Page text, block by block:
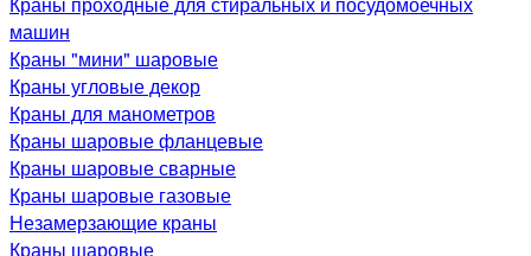
машин
Краны "мини" шаровые
Краны угловые декор
Краны для манометров
Краны шаровые фланцевые
Краны шаровые сварные
Краны шаровые газовые
Незамерзающие краны
Краны шаровые